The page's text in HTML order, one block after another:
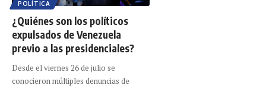
POLÍTICA
¿Quiénes son los políticos
expulsados de Venezuela
previo a las presidenciales?
Desde el viernes 26 de julio se
conocieron múltiples denuncias de